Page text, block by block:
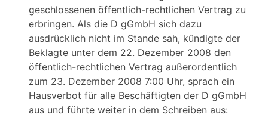
geschlossenen öffentlich-rechtlichen Vertrag zu
erbringen. Als die D gGmbH sich dazu
ausdrücklich nicht im Stande sah, kündigte der
Beklagte unter dem 22. Dezember 2008 den
öffentlich-rechtlichen Vertrag außerordentlich
zum 23. Dezember 2008 7:00 Uhr, sprach ein
Hausverbot für alle Beschäftigten der D gGmbH
aus und führte weiter in dem Schreiben aus: